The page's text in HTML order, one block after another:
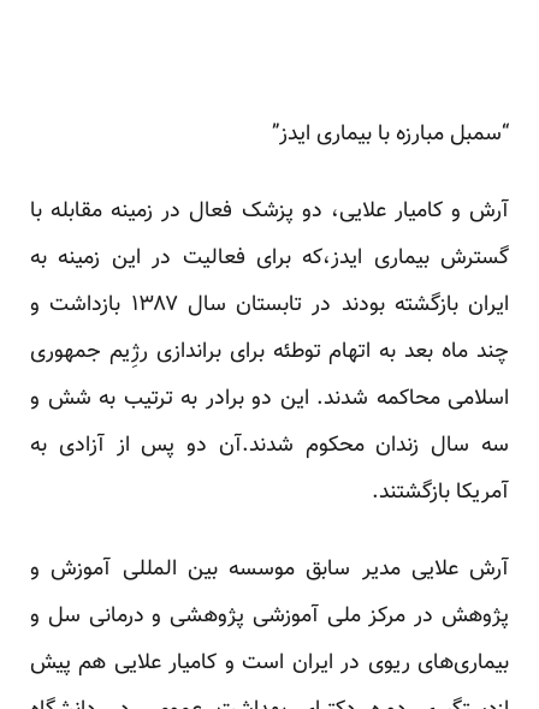
“سمبل مبارزه با بیماری ایدز”
آرش و کامیار علایی، دو پزشک فعال در زمینه مقابله با
گسترش بیماری ایدز،که برای فعالیت در این زمینه به
ایران بازگشته بودند در تابستان سال ۱۳۸۷ بازداشت و
چند ماه بعد به اتهام توطئه برای براندازی رژِیم جمهوری
اسلامی محاکمه شدند. این دو برادر به ترتیب به شش و
سه سال زندان محکوم شدند.آن دو پس از آزادی به
آمریکا بازگشتند.
آرش علایی مدیر سابق موسسه بین المللی آموزش و
پژوهش در مرکز ملی آموزشی پژوهشی و درمانی سل و
بیماری‌های ریوی در ایران است و کامیار علایی هم پیش